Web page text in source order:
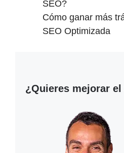
SEO?
Cómo ganar más
SEO Optimizada
¿Quieres mejorar el